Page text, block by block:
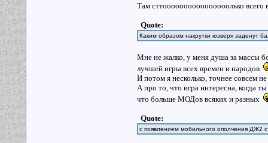
Там сттоооооооооооооооолько
Quote:
Каким образом накрутки юзверя заденут
Мне не жалко, у меня душа за массы
лучшей игры всех времен и народов
И потом я несколько, точнее совсем
А про то, что игра интересна, когда
что больше МОДов всяких и разных
Quote:
с появлением мобильного ополчения ДЖ2